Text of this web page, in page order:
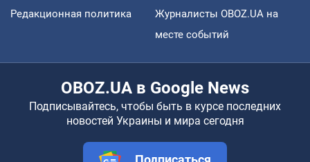
Редакционная политика
Журналисты OBOZ.UA на
месте событий
OBOZ.UA в Google News
Подписывайтесь, чтобы быть в курсе последних
новостей Украины и мира сегодня